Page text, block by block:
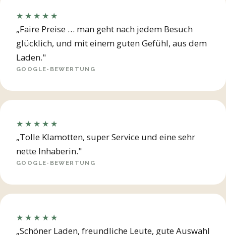
★★★★★
„Faire Preise … man geht nach jedem Besuch
glücklich, und mit einem guten Gefühl, aus dem
Laden."
GOOGLE-BEWERTUNG
★★★★★
„Tolle Klamotten, super Service und eine sehr
nette Inhaberin."
GOOGLE-BEWERTUNG
★★★★★
„Schöner Laden, freundliche Leute, gute Auswahl